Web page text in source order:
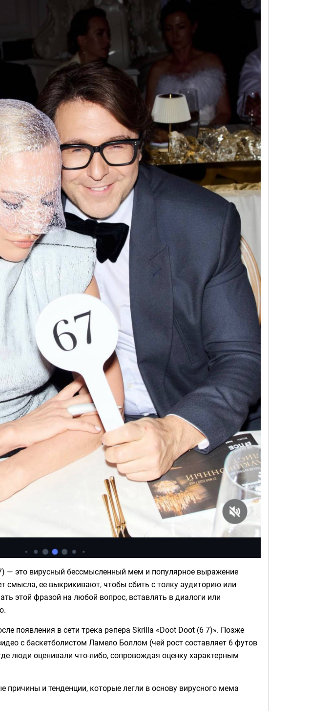
— это вирусный бессмысленный мем и популярное выражение
смысла, ее выкрикивают, чтобы сбить с толку аудиторию или
этой фразой на любой вопрос, вставлять в диалоги или
появления в сети трека рэпера Skrilla «Doot Doot (6 7)». Позже
с баскетболистом Ламело Боллом (чей рост составляет 6 футов
люди оценивали что-либо, сопровождая оценку характерным
причины и тенденции, которые легли в основу вирусного мема